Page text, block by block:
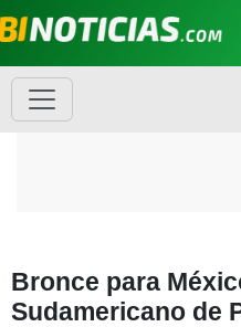
Bronce para
Sudamericano de